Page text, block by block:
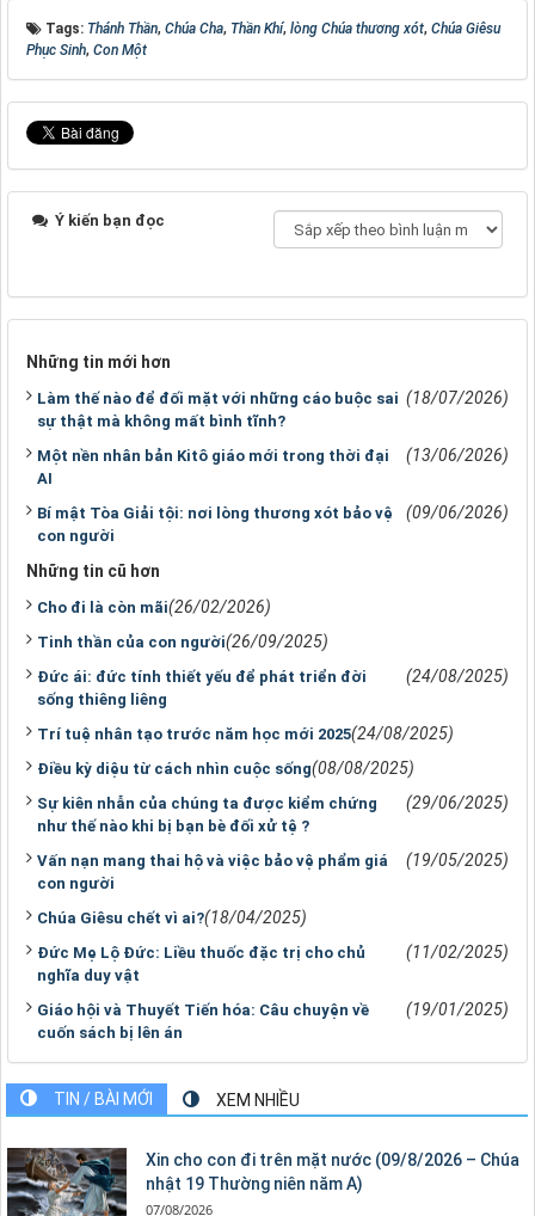
Tags: Thánh Thần, Chúa Cha, Thần Khí, lòng Chúa thương xót, Chúa Giêsu
Phục Sinh, Con Một
Ý kiến bạn đọc
Những tin mới hơn
Làm thế nào để đối mặt với những cáo buộc sai
sự thật mà không mất bình tĩnh?
(18/07/2026)
Một nền nhân bản Kitô giáo mới trong thời đại
AI
(13/06/2026)
Bí mật Tòa Giải tội: nơi lòng thương xót bảo vệ
con người
(09/06/2026)
Những tin cũ hơn
Cho đi là còn mãi(26/02/2026)
Tinh thần của con người(26/09/2025)
Đức ái: đức tính thiết yếu để phát triển đời
sống thiêng liêng
(24/08/2025)
Trí tuệ nhân tạo trước năm học mới 2025(24/08/2025)
Điều kỳ diệu từ cách nhìn cuộc sống(08/08/2025)
Sự kiên nhẫn của chúng ta được kiểm chứng
như thế nào khi bị bạn bè đối xử tệ ?
(29/06/2025)
Vấn nạn mang thai hộ và việc bảo vệ phẩm giá
con người
(19/05/2025)
Chúa Giêsu chết vì ai?(18/04/2025)
Đức Mẹ Lộ Đức: Liều thuốc đặc trị cho chủ
nghĩa duy vật
(11/02/2025)
Giáo hội và Thuyết Tiến hóa: Câu chuyện về
cuốn sách bị lên án
(19/01/2025)
TIN / BÀI MỚI XEM NHIỀU
Xin cho con đi trên mặt nước (09/8/2026 – Chúa
nhật 19 Thường niên năm A)
07/08/2026